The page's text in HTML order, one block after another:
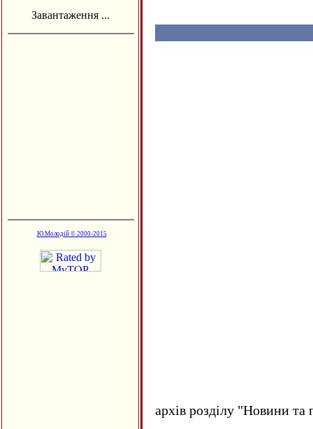
Завантаження ...
Ю.Молодій © 2000-2015
архів розділу "Новини та